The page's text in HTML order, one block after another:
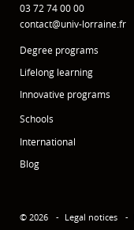
03 72 74 00 00
contact@univ-lorraine.fr
Degree programs
Lifelong learning
Innovative programs
Schools
International
Blog
© 2026 Legal notices